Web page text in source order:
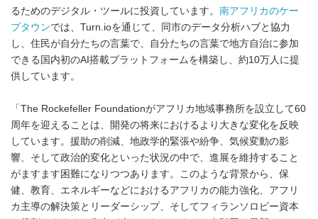
るためのデジタル・ツールに投資しています。 南アフリカのケー
プタウンでは、Turn.ioを通じて、同市のデータ分析ハブと協力
し、住民が自分たちの言葉で、自分たちの言葉で地方自治に参加
できる国内初のAI搭載プラットフォームを構築し、約10万人に提
供しています。
「The Rockefeller Foundationがアフリカ地域事務所を設立して60
周年を迎えることは、開発の将来におけるより大きな変化を反映
しています。援助の削減、地政学的緊張や紛争、気候変動の影
響、そして政治的変化といった状況の中で、進展を維持すること
がますます困難になりつつあります。このような背景から、保
健、教育、エネルギーなどにおけるアフリカの能力強化、アフリ
カ主導の解決策とリーダーシップ、そしてフィランソロピー資本